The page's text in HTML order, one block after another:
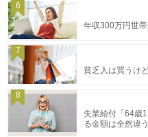
6
年収300万円世
7
貧乏人は買うけ
8
失業給付「64歳
る金額は全然違う